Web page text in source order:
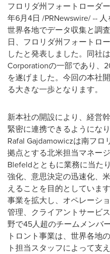
フロリダ州フォートローダ
年6月4日 /PRNewswire/ --
世界各地でデータ収集と調
日、フロリダ州フォートロ
したと発表しました。同社
Corporationの一部であり、
を遂げました。今回の本社
る大きな一歩となります。
新本社の開設により、経営
緊密に連携できるようにな
Rafal Gajdamowiczは南フ
拠点とする北米担当マネー
Blefeldとともに業務に当た
強化、意思決定の迅速化、
えることを目的としていま
事業を拡大し、オペレーシ
管理、クライアントサービ
野で45人超のチームメンバ
トロント事業は、世界各地
ト担当スタッフによって支